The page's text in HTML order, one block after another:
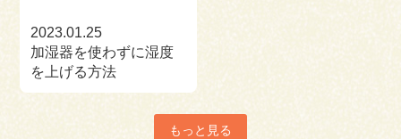
2023.01.25
加湿器を使わずに湿度
を上げる方法
もっと見る